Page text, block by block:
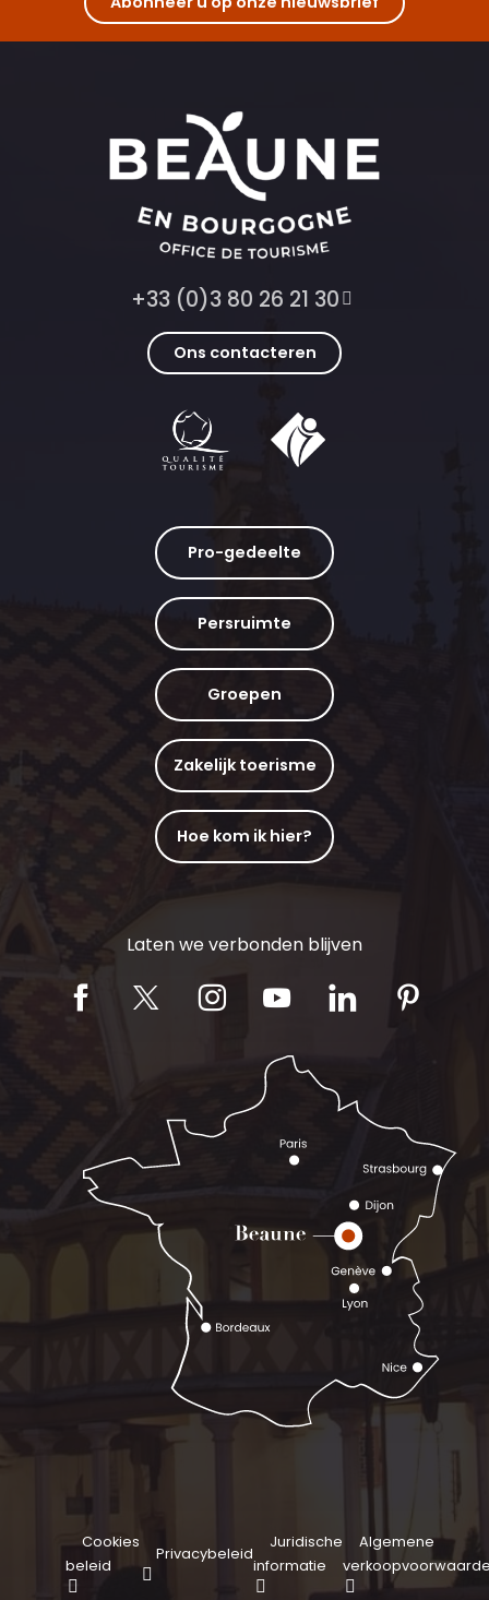
+33 (0)3 80 26 21 30
Ons contacteren
Pro-gedeelte
Persruimte
Groepen
Zakelijk toerisme
Hoe kom ik hier?
Laten we verbonden blijven
Cookies
beleid
Privacybeleid
Juridische
informatie
Algemene